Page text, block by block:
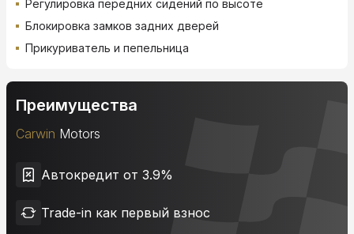
Регулировка передних сидений по высоте
Блокировка замков задних дверей
Прикуриватель и пепельница
Преимущества
Carwin Motors
Автокредит от 3.9%
Trade-in как первый взнос